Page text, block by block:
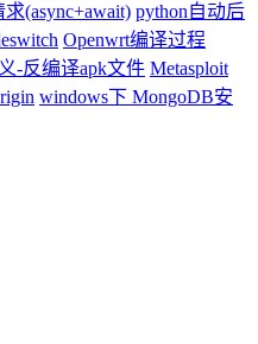
(async+await) python自动后
Openwrt编译过程
-反编译apk文件 Metasploit
windows下 MongoDB安